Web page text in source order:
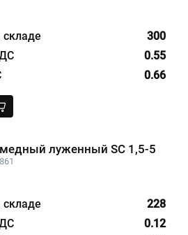
300
0.55
0.66
луженный SC 1,5-5
228
0.12